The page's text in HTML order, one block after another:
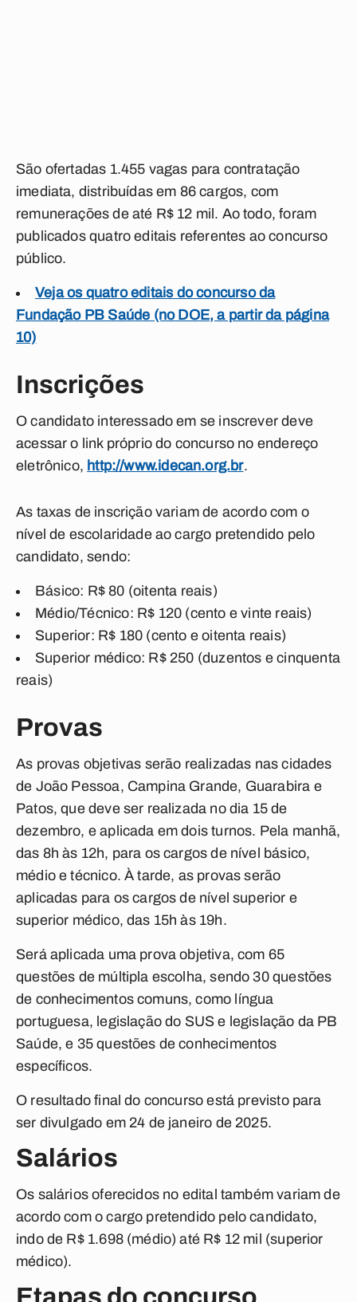
São ofertadas 1.455 vagas para contratação
imediata, distribuídas em 86 cargos, com
remunerações de até R$ 12 mil. Ao todo, foram
publicados quatro editais referentes ao concurso
público.
Veja os quatro editais do concurso da
Fundação PB Saúde (no DOE, a partir da página
10)
Inscrições
O candidato interessado em se inscrever deve
acessar o link próprio do concurso no endereço
eletrônico, http://www.idecan.org.br.
As taxas de inscrição variam de acordo com o
nível de escolaridade ao cargo pretendido pelo
candidato, sendo:
Básico: R$ 80 (oitenta reais)
Médio/Técnico: R$ 120 (cento e vinte reais)
Superior: R$ 180 (cento e oitenta reais)
Superior médico: R$ 250 (duzentos e cinquenta
reais)
Provas
As provas objetivas serão realizadas nas cidades
de João Pessoa, Campina Grande, Guarabira e
Patos, que deve ser realizada no dia 15 de
dezembro, e aplicada em dois turnos. Pela manhã,
das 8h às 12h, para os cargos de nível básico,
médio e técnico. À tarde, as provas serão
aplicadas para os cargos de nível superior e
superior médico, das 15h às 19h.
Será aplicada uma prova objetiva, com 65
questões de múltipla escolha, sendo 30 questões
de conhecimentos comuns, como língua
portuguesa, legislação do SUS e legislação da PB
Saúde, e 35 questões de conhecimentos
específicos.
O resultado final do concurso está previsto para
ser divulgado em 24 de janeiro de 2025.
Salários
Os salários oferecidos no edital também variam de
acordo com o cargo pretendido pelo candidato,
indo de R$ 1.698 (médio) até R$ 12 mil (superior
médico).